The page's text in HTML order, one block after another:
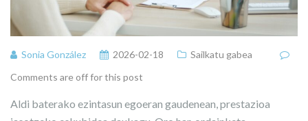
Sonia González 2026-02-18
Sailkatu gabea
Comments are off for this post
Aldi baterako ezintasun egoeran gaudenean, prestazioa